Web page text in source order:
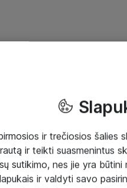
ir trečiosios šalies
ir teikti suasmenintus
sutikimo, nes jie yra
ir valdyti savo